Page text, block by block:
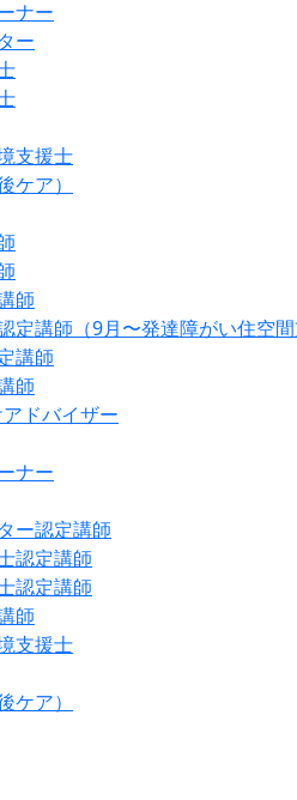
ナー
ー
支援士
ケア）
師
定講師（9月〜発達障がい住空間
講師
師
ドバイザー
ナー
ー認定講師
認定講師
認定講師
師
支援士
ケア）